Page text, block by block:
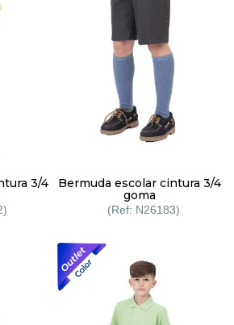
3/4
Bermuda escolar cintura 3/4
goma
N26183